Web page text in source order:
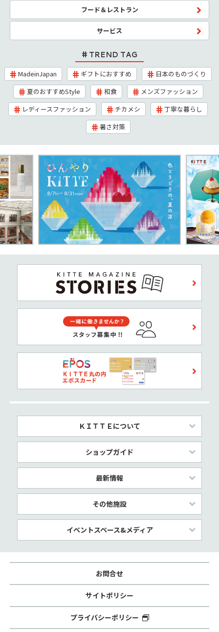
フード＆レストラン
サービス
TREND TAG
MadeinJapan ギフトにおすすめ
日本のものづくり
夏のおすすめStyle
和食
メンズファッション
レディースファッション
チカメシ
丁寧な暮らし
暑さ対策
ＫＩＴＴＥについて
ショップガイド
最新情報
その他施設
イベントスペース&メディア
お問合せ
サイトポリシー
プライバシーポリシー